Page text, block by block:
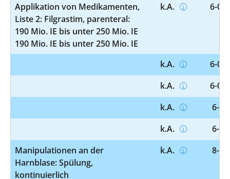
Applikation von Medikamenten,
Liste 2: Filgrastim, parenteral:
190 Mio. IE bis unter 250 Mio. IE
190 Mio. IE bis unter 250 Mio. IE
k.A. 6-
k.A.
6-
k.A.
6-
k.A.
6-
k.A.
6-
Manipulationen an der
Harnblase: Spülung,
kontinuierlich
k.A. 8-